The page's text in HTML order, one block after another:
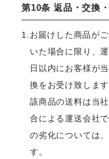
第10条 返品・交換
1.お届けした商品が
いた場合に限り、
日以内にお客様が
換をお受け致しま
該商品の送料は当
合による運送会社
の劣化については
す。